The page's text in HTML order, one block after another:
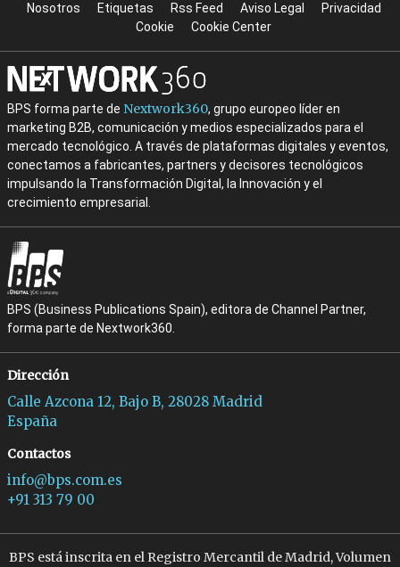
Nosotros Etiquetas Rss Feed Aviso Legal
Privacidad
Cookie
Cookie Center
BPS forma parte de Nextwork360, grupo europeo líder en
marketing B2B, comunicación y medios especializados para el
mercado tecnológico. A través de plataformas digitales y eventos,
conectamos a fabricantes, partners y decisores tecnológicos
impulsando la Transformación Digital, la Innovación y el
crecimiento empresarial.
BPS (Business Publications Spain), editora de Channel Partner,
forma parte de Nextwork360.
Dirección
Calle Azcona 12, Bajo B, 28028 Madrid
España
Contactos
info@bps.com.es
+91 313 79 00
BPS está inscrita en el Registro Mercantil de Madrid, Volumen